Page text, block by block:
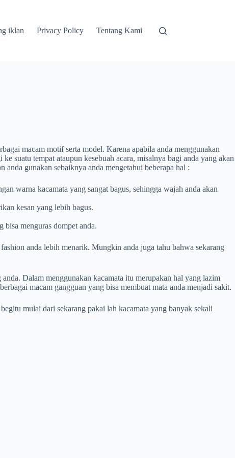
iklan Privacy Policy Tentang Kami
macam motif serta model. Karena apabila anda menggunakan
suatu tempat ataupun kesebuah acara, misalnya bagi anda yang akan
anda gunakan sebaiknya anda mengetahui beberapa hal :
warna kacamata yang sangat bagus, sehingga wajah anda akan
kesan yang lebih bagus.
bisa menguras dompet anda.
anda lebih menarik. Mungkin anda juga tahu bahwa sekarang
Dalam menggunakan kacamata itu merupakan hal yang lazim
macam gangguan yang bisa membuat mata anda menjadi sakit.
mulai dari sekarang pakai lah kacamata yang banyak sekali